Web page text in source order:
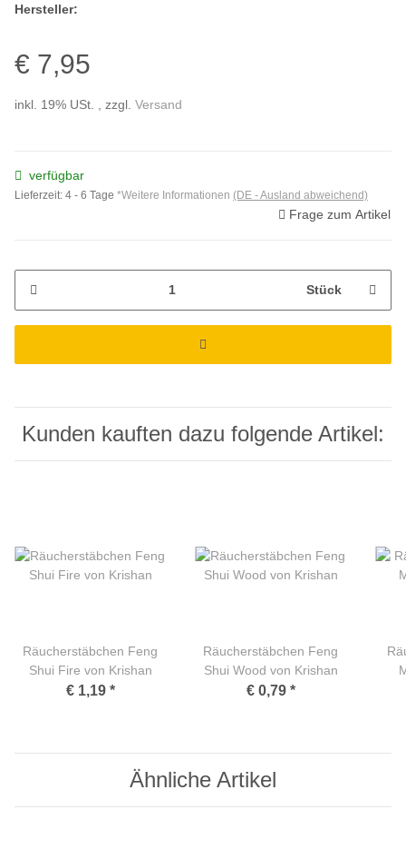
Hersteller:
€ 7,95
inkl. 19% USt. , zzgl. Versand
verfügbar
Lieferzeit: 4 - 6 Tage *Weitere Informationen (DE - Ausland abweichend)
Frage zum Artikel
Stück
Kunden kauften dazu folgende Artikel:
Räucherstäbchen Feng
Shui Fire von Krishan
€ 1,19 *
Räucherstäbchen Feng
Shui Wood von Krishan
€ 0,79 *
Ähnliche Artikel